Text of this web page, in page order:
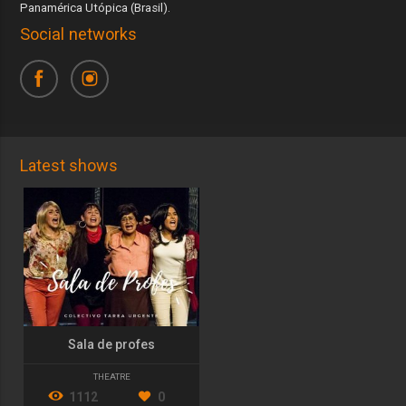
Panamérica Utópica (Brasil).
Social networks
Latest shows
Sala de profes
THEATRE
1112 0